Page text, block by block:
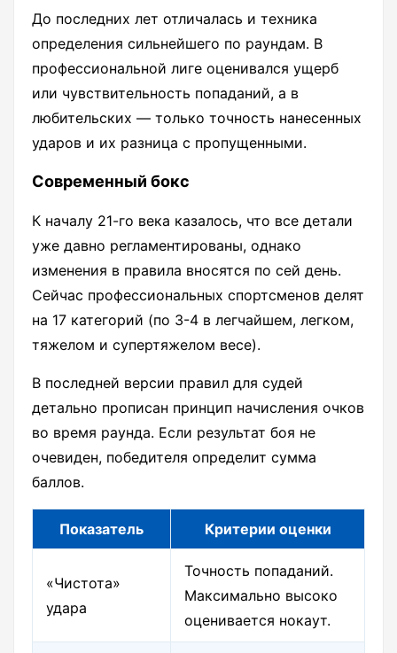
До последних лет отличалась и техника
определения сильнейшего по раундам. В
профессиональной лиге оценивался ущерб
или чувствительность попаданий, а в
любительских — только точность нанесенных
ударов и их разница с пропущенными.
Современный бокс
К началу 21-го века казалось, что все детали
уже давно регламентированы, однако
изменения в правила вносятся по сей день.
Сейчас профессиональных спортсменов делят
на 17 категорий (по 3-4 в легчайшем, легком,
тяжелом и супертяжелом весе).
В последней версии правил для судей
детально прописан принцип начисления очков
во время раунда. Если результат боя не
очевиден, победителя определит сумма
баллов.
Показатель Критерии оценки
«Чистота»
удара
Точность попаданий.
Максимально высоко
оценивается нокаут.